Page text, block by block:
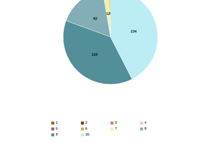
000003
12
92
210
234
1 2 3
4
5
6 7
8
9
10